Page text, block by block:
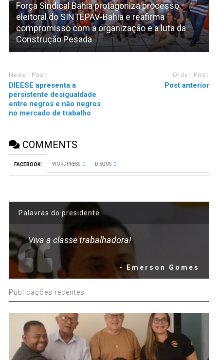
Força Sindical Bahia protagoniza processo
eleitoral do SINTEPAV-Bahia e reafirma
compromisso com a organização e a luta da
Construção Pesada
Newer Post
DIEESE apresenta a
persistente desigualdade
entre negros e não negros
no mercado de trabalho
Older Post
Post anterior
COMMENTS
FACEBOOK: WORDPRESS: 0 DISQUS: 0
Palavras do presidente
Viva a classe trabalhadora!
- Emerson Gomes
Publicações recentes